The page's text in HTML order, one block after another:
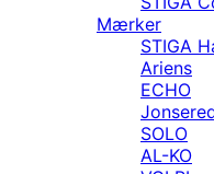
Mærker
STIGA
Ariens
ECHO
SOLO
AL-KO